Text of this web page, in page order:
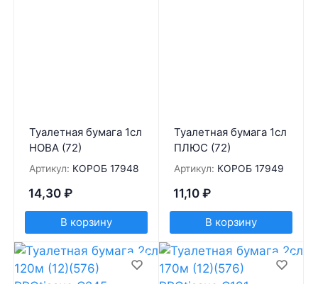
Туалетная бумага 1сл
НОВА (72)
Артикул: КОРОБ 17948
14,30 ₽
В корзину
Туалетная бумага 1сл
ПЛЮС (72)
Артикул: КОРОБ 17949
11,10 ₽
В корзину